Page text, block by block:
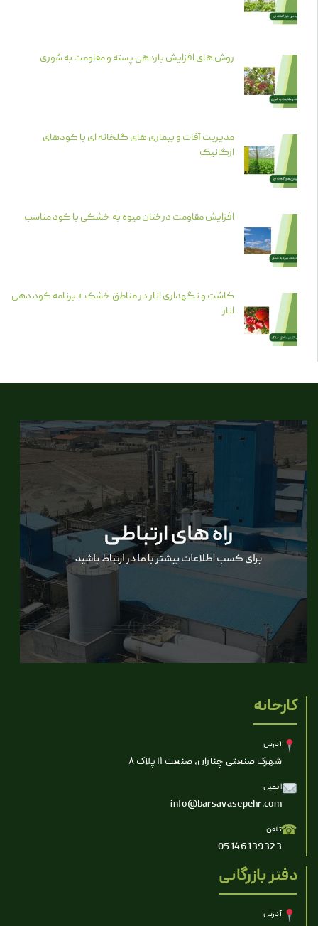
روش های افزایش باردهی پسته و مقاومت به شوری
مدیریت آفات و بیماری های گلخانه ای با کودهای
ارگانیک
افزایش مقاومت درختان میوه به خشکی با کود مناسب
کاشت و نگهداری انار در مناطق خشک + برنامه کود دهی
انار
کارخانه
آدرس
شهرک صنعتی چناران، صنعت ۱۱ پلاک ۸
ایمیل
info@barsavasepehr.com
☎تلفن
05146139323
دفتر بازرگانی
آدرس